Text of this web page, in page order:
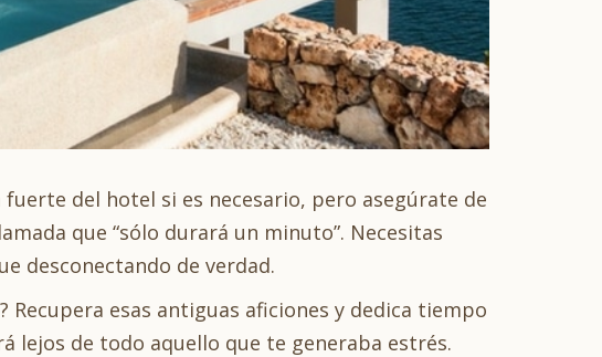
del hotel si es necesario, pero asegúrate de
que “sólo durará un minuto”. Necesitas
desconectando de verdad.
esas antiguas aficiones y dedica tiempo
lejos de todo aquello que te generaba estrés.